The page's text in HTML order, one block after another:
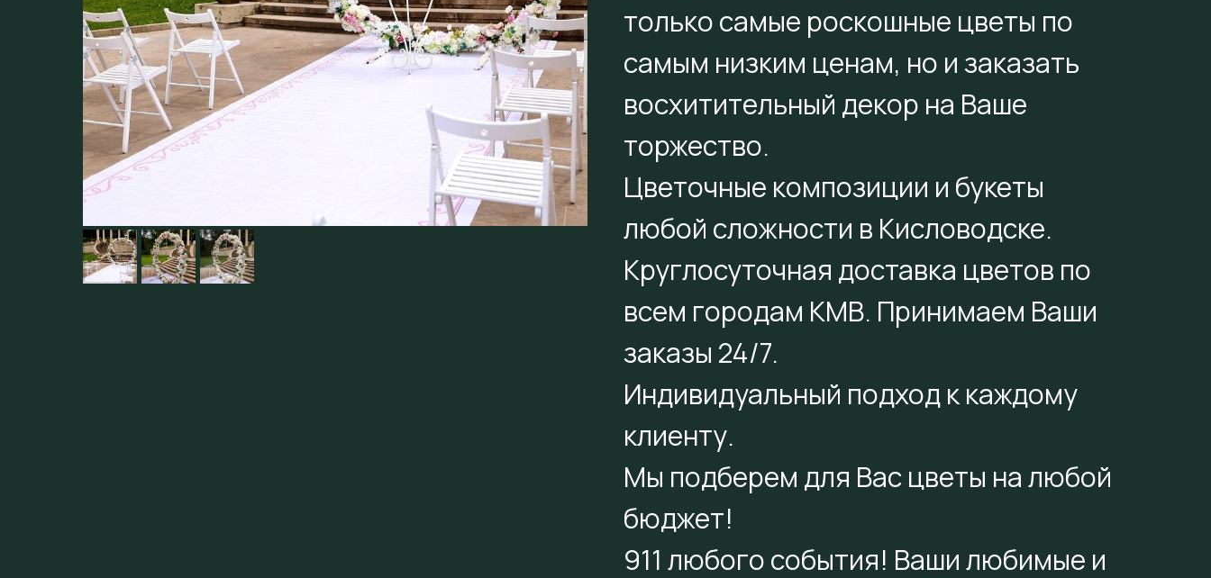
только самые роскошные цветы по
самым низким ценам, но и заказать
восхитительный декор на Ваше
торжество.
Цветочные композиции и букеты
любой сложности в Кисловодске.
Круглосуточная доставка цветов по
всем городам КМВ. Принимаем Ваши
заказы 24/7.
Индивидуальный подход к каждому
клиенту.
Мы подберем для Вас цветы на любой
бюджет!
911 любого события! Ваши любимые и